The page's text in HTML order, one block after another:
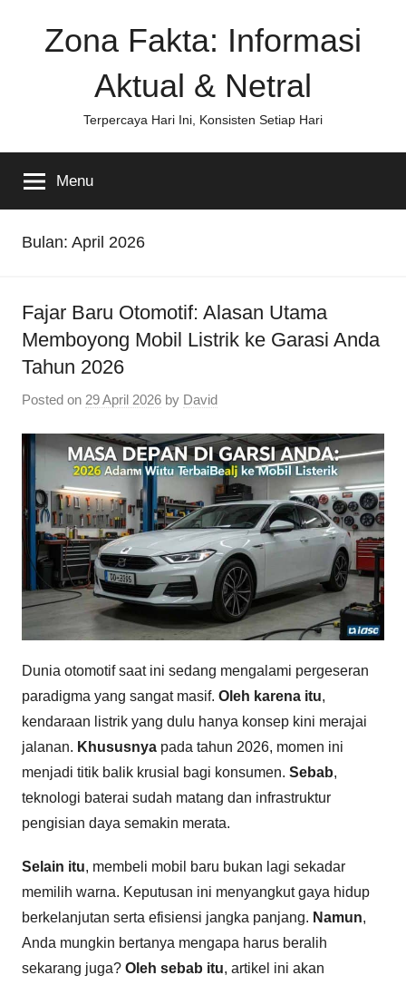
Zona Fakta: Informasi
Aktual & Netral
Terpercaya Hari Ini, Konsisten Setiap Hari
Menu
Bulan: April 2026
Fajar Baru Otomotif: Alasan Utama
Memboyong Mobil Listrik ke Garasi Anda
Tahun 2026
Posted on 29 April 2026 by David
Dunia otomotif saat ini sedang mengalami pergeseran
paradigma yang sangat masif. Oleh karena itu,
kendaraan listrik yang dulu hanya konsep kini merajai
jalanan. Khususnya pada tahun 2026, momen ini
menjadi titik balik krusial bagi konsumen. Sebab,
teknologi baterai sudah matang dan infrastruktur
pengisian daya semakin merata.
Selain itu, membeli mobil baru bukan lagi sekadar
memilih warna. Keputusan ini menyangkut gaya hidup
berkelanjutan serta efisiensi jangka panjang. Namun,
Anda mungkin bertanya mengapa harus beralih
sekarang juga? Oleh sebab itu, artikel ini akan